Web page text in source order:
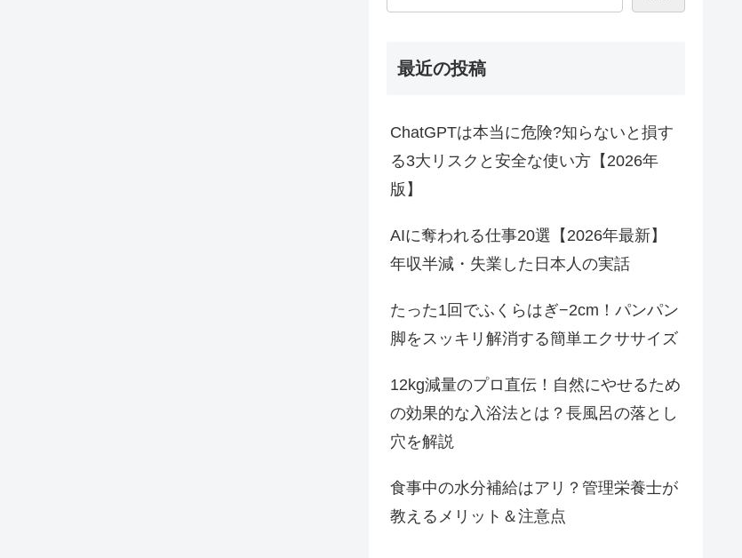
最近の投稿
ChatGPTは本当に危険?知らないと損す
る3大リスクと安全な使い方【2026年
版】
AIに奪われる仕事20選【2026年最新】
年収半減・失業した日本人の実話
たった1回でふくらはぎ−2cm！パンパン
脚をスッキリ解消する簡単エクササイズ
12kg減量のプロ直伝！自然にやせるため
の効果的な入浴法とは？長風呂の落とし
穴を解説
食事中の水分補給はアリ？管理栄養士が
教えるメリット＆注意点